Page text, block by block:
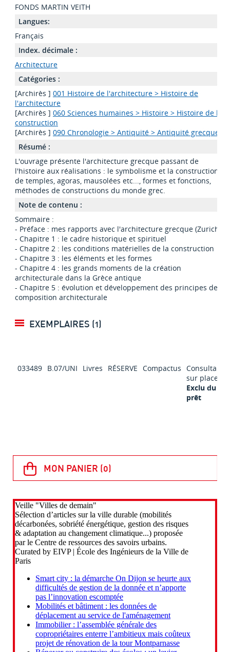
FONDS MARTIN VEITH
Langues:
Français
Index. décimale :
Architecture
Catégories :
[Archirès ] 001 Histoire de l'architecture > Histoire de
l'architecture
[Archirès ] 060 Sciences humaines > Histoire > Histoire de la
construction
[Archirès ] 090 Chronologie > Antiquité > Antiquité grecque
Résumé :
L'ouvrage présente l'architecture grecque passant de
l'histoire aux réalisations : le symbolisme et la constructions
de temples, agoras, mausolées etc..., formes et fonctions,
méthodes de constructions du monde grec.
Note de contenu :
Sommaire :
- Préface : mes rapports avec l'architecture grecque (Zurich)
- Chapitre 1 : le cadre historique et spirituel
- Chapitre 2 : les conditions matérielles de la construction
- Chapitre 3 : les éléments et les formes
- Chapitre 4 : les grands moments de la création
architecturale dans la Grèce antique
- Chapitre 5 : évolution et développement des principes de
composition architecturale
EXEMPLAIRES (1)
033489 B.07/UNI Livres RÉSERVE Compactus Consultable
sur place
Exclu du
prêt